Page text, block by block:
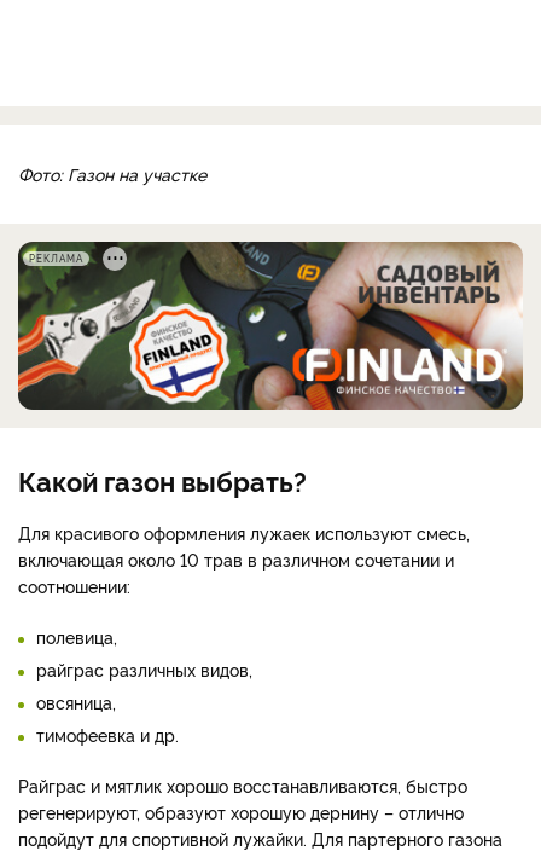
Фото: Газон на участке
РЕКЛАМА
Какой газон выбрать?
Для красивого оформления лужаек используют смесь,
включающая около 10 трав в различном сочетании и
соотношении:
полевица,
райграс различных видов,
овсяница,
тимофеевка и др.
Райграс и мятлик хорошо восстанавливаются, быстро
регенерируют, образуют хорошую дернину – отлично
подойдут для спортивной лужайки. Для партерного газона